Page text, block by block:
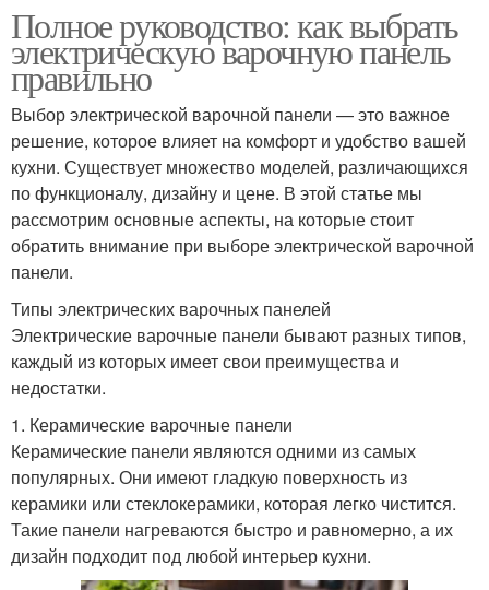
Полное руководство: как выбрать
электрическую варочную панель
правильно
Выбор электрической варочной панели — это важное
решение, которое влияет на комфорт и удобство вашей
кухни. Существует множество моделей, различающихся
по функционалу, дизайну и цене. В этой статье мы
рассмотрим основные аспекты, на которые стоит
обратить внимание при выборе электрической варочной
панели.
Типы электрических варочных панелей
Электрические варочные панели бывают разных типов,
каждый из которых имеет свои преимущества и
недостатки.
1. Керамические варочные панели
Керамические панели являются одними из самых
популярных. Они имеют гладкую поверхность из
керамики или стеклокерамики, которая легко чистится.
Такие панели нагреваются быстро и равномерно, а их
дизайн подходит под любой интерьер кухни.